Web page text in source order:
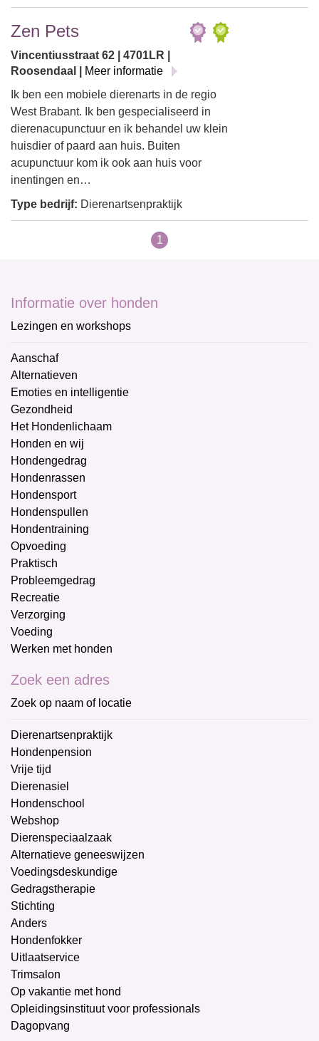
Zen Pets
Vincentiusstraat 62 | 4701LR |
Roosendaal |
Meer informatie
Ik ben een mobiele dierenarts in de regio
West Brabant. Ik ben gespecialiseerd in
dierenacupunctuur en ik behandel uw klein
huisdier of paard aan huis. Buiten
acupunctuur kom ik ook aan huis voor
inentingen en…
Type bedrijf: Dierenartsenpraktijk
1
Informatie over honden
Lezingen en workshops
Aanschaf
Alternatieven
Emoties en intelligentie
Gezondheid
Het Hondenlichaam
Honden en wij
Hondengedrag
Hondenrassen
Hondensport
Hondenspullen
Hondentraining
Opvoeding
Praktisch
Probleemgedrag
Recreatie
Verzorging
Voeding
Werken met honden
Zoek een adres
Zoek op naam of locatie
Dierenartsenpraktijk
Hondenpension
Vrije tijd
Dierenasiel
Hondenschool
Webshop
Dierenspeciaalzaak
Alternatieve geneeswijzen
Voedingsdeskundige
Gedragstherapie
Stichting
Anders
Hondenfokker
Uitlaatservice
Trimsalon
Op vakantie met hond
Opleidingsinstituut voor professionals
Dagopvang